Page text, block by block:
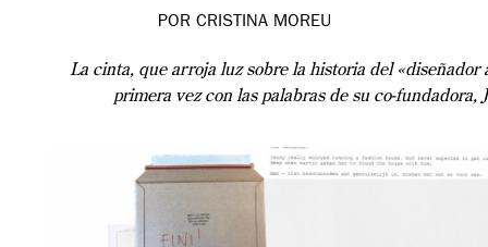
POR CRISTINA MOREU
La cinta, que arroja luz sobre la historia del «diseñador
primera vez con las palabras de su co-fundadora,